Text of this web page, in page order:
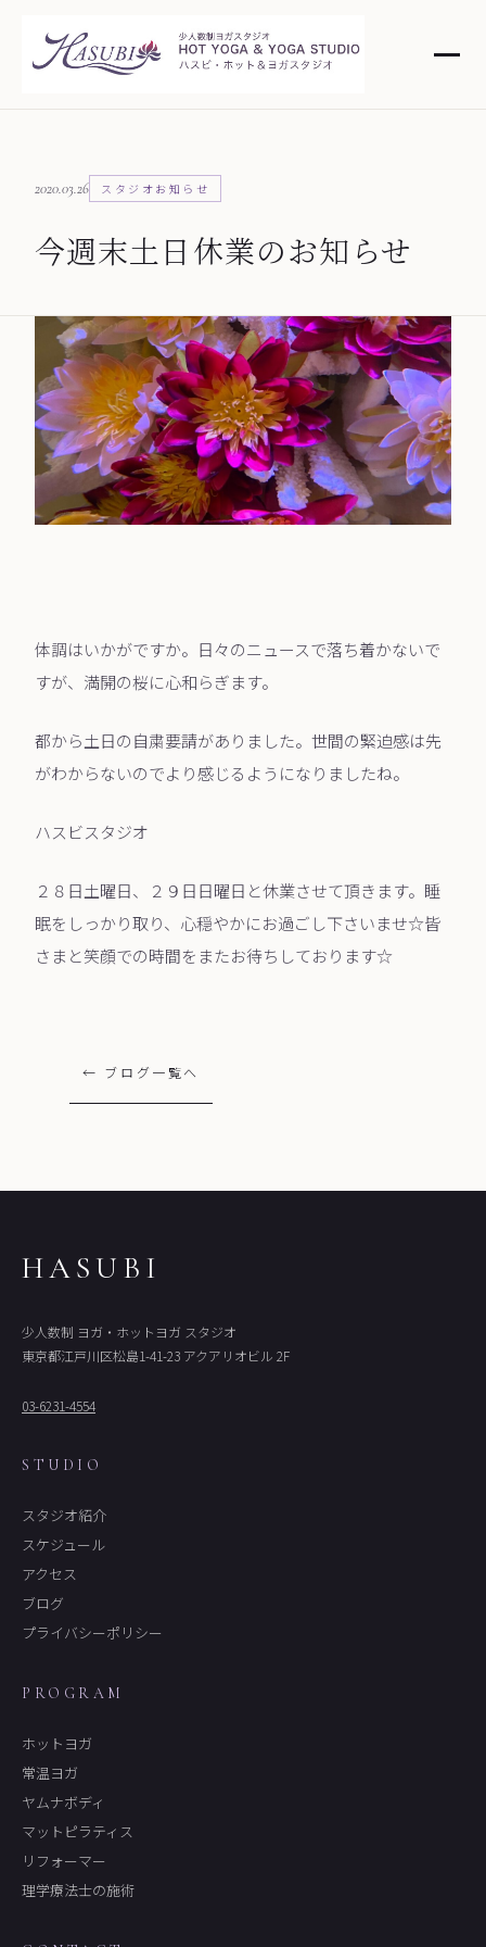
2020.03.26 スタジオお知らせ
今週末土日休業のお知らせ
体調はいかがですか。日々のニュースで落ち着かないで
すが、満開の桜に心和らぎます。
都から土日の自粛要請がありました。世間の緊迫感は先
がわからないのでより感じるようになりましたね。
ハスビスタジオ
２８日土曜日、２９日日曜日と休業させて頂きます。睡
眠をしっかり取り、心穏やかにお過ごし下さいませ☆皆
さまと笑顔での時間をまたお待ちしております☆
← ブログ一覧へ
HASUBI
少人数制 ヨガ・ホットヨガ スタジオ
東京都江戸川区松島1-41-23 アクアリオビル 2F
03-6231-4554
STUDIO
スタジオ紹介
スケジュール
アクセス
ブログ
プライバシーポリシー
PROGRAM
ホットヨガ
常温ヨガ
ヤムナボディ
マットピラティス
リフォーマー
理学療法士の施術